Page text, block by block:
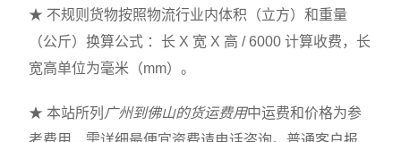
★ 不规则货物按照物流行业内体积（立方）和重量
（公斤）换算公式 ：长 X 宽 X 高 / 6000 计算收费，长
宽高单位为毫米（mm）。
★ 本站所列 广州到佛山的货运费用中运费和价格为参